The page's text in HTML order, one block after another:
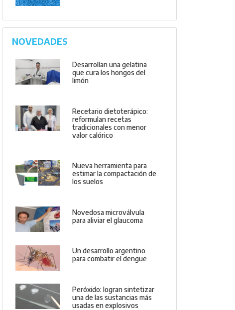
NOVEDADES
Desarrollan una gelatina
que cura los hongos del
limón
Recetario dietoterápico:
reformulan recetas
tradicionales con menor
valor calórico
Nueva herramienta para
estimar la compactación de
los suelos
Novedosa microválvula
para aliviar el glaucoma
Un desarrollo argentino
para combatir el dengue
Peróxido: logran sintetizar
una de las sustancias más
usadas en explosivos